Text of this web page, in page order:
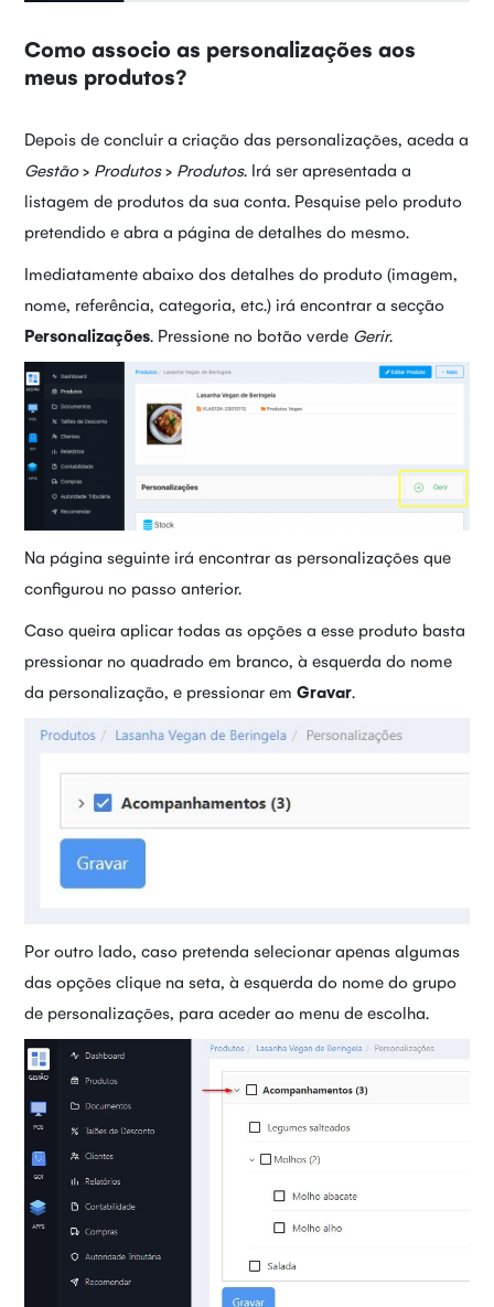
Como associo as personalizações aos
meus produtos?
Depois de concluir a criação das personalizações, aceda a
Gestão> Produtos> Produtos. Irá ser apresentada a
listagem de produtos da sua conta. Pesquise pelo produto
pretendido e abra a página de detalhes do mesmo.
Imediatamente abaixo dos detalhes do produto (imagem,
nome, referência, categoria, etc.) irá encontrar a secção
Personalizações . Pressione no botão verde Gerir.
Na página seguinte irá encontrar as personalizações que
configurou no passo anterior.
Caso queira aplicar todas as opções a esse produto basta
pressionar no quadrado em branco, à esquerda do nome
da personalização, e pressionar emGravar.
Por outro lado, caso pretenda selecionar apenas algumas
das opções clique na seta, à esquerda do nome do grupo
de personalizações, para aceder ao menu de escolha.